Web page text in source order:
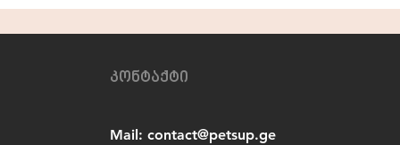
Mail: contact@petsup.ge
კონტაქტი